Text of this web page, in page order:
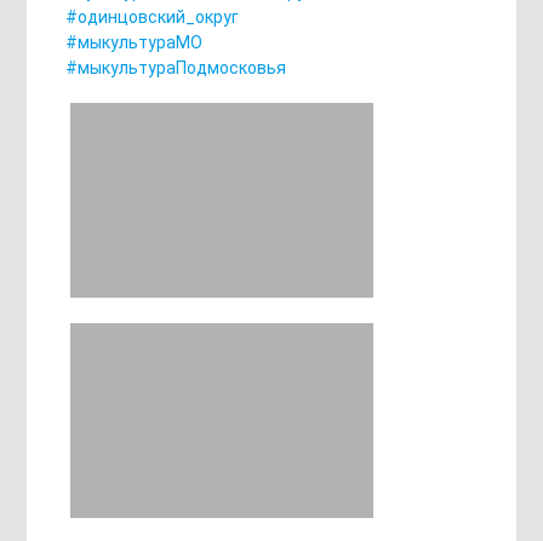
#одинцовский_округ
#мыкультураМО
#мыкультураПодмосковья